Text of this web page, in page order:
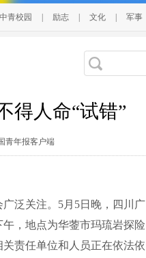
中青校园 励志 文化 军事
得人命“试错”
青年报客户端
泛关注。5月5日晚，四川广
，地点为华蓥市玛琉岩探险
责任单位和人员正在依法依